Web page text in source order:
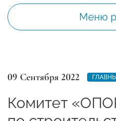
Меню
09 Сентября 2022
Комитет